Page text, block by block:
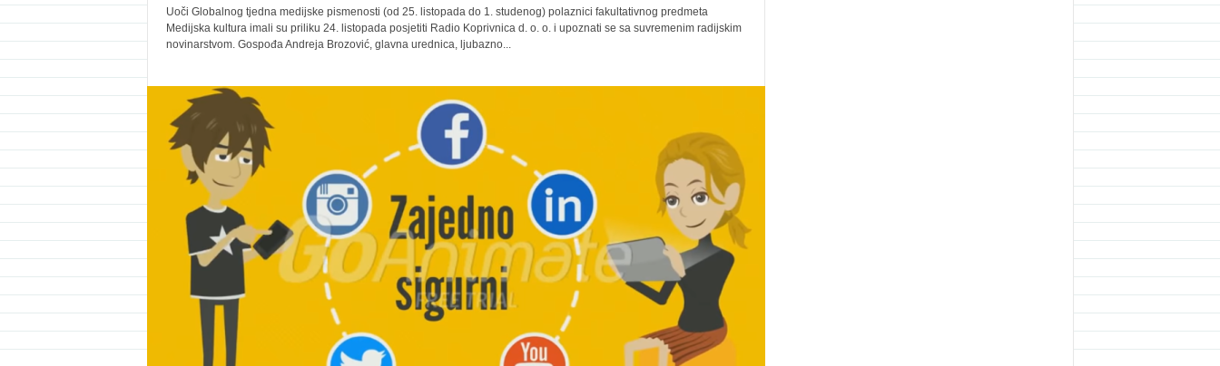
Uoči Globalnog tjedna medijske pismenosti (od 25. listopada do 1. studenog) polaznici fakultativnog predmeta
Medijska kultura imali su priliku 24. listopada posjetiti Radio Koprivnica d. o. o. i upoznati se sa suvremenim radijskim
novinarstvom. Gospođa Andreja Brozović, glavna urednica, ljubazno...